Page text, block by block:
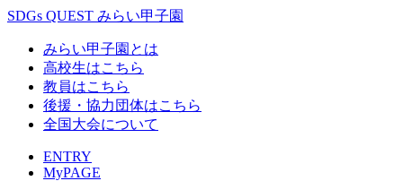
SDGs QUEST みらい甲子園
みらい甲子園とは
高校生はこちら
教員はこちら
後援・協力団体はこちら
全国大会について
ENTRY
MyPAGE